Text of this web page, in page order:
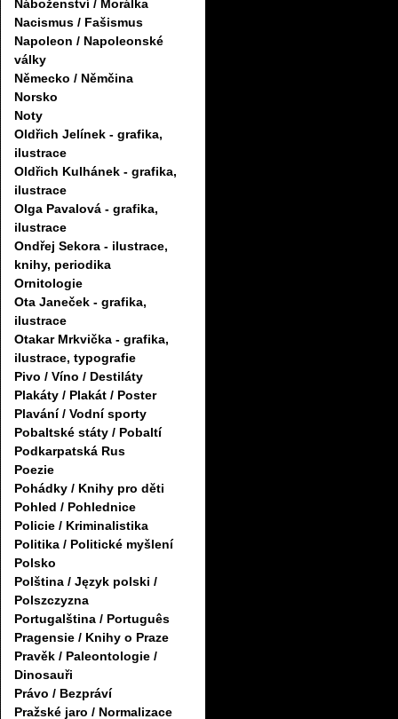
Náboženství / Morálka
Nacismus / Fašismus
Napoleon / Napoleonské
války
Německo / Němčina
Norsko
Noty
Oldřich Jelínek - grafika,
ilustrace
Oldřich Kulhánek - grafika,
ilustrace
Olga Pavalová - grafika,
ilustrace
Ondřej Sekora - ilustrace,
knihy, periodika
Ornitologie
Ota Janeček - grafika,
ilustrace
Otakar Mrkvička - grafika,
ilustrace, typografie
Pivo / Víno / Destiláty
Plakáty / Plakát / Poster
Plavání / Vodní sporty
Pobaltské státy / Pobaltí
Podkarpatská Rus
Poezie
Pohádky / Knihy pro děti
Pohled / Pohlednice
Policie / Kriminalistika
Politika / Politické myšlení
Polsko
Polština / Język polski /
Polszczyzna
Portugalština / Português
Pragensie / Knihy o Praze
Pravěk / Paleontologie /
Dinosauři
Právo / Bezpráví
Pražské jaro / Normalizace